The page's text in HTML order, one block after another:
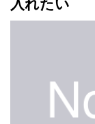
入れたい